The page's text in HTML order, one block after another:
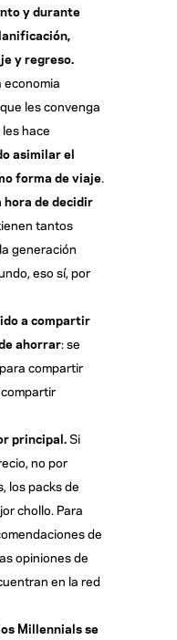
y durante
y regreso.
economia
les convenga
hace
asimilar el
forma de viaje.
de decidir
tantos
generación
eso sí, por
a compartir
ahorrar: se
compartir
principal.Si
no por
los packs de
chollo. Para
de
opiniones de
en la red
Millennials se